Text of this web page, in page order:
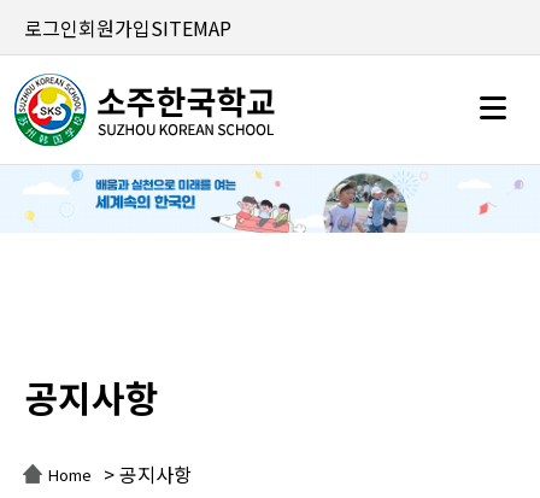
로그인회원가입SITEMAP
공지사항
Home > 공지사항